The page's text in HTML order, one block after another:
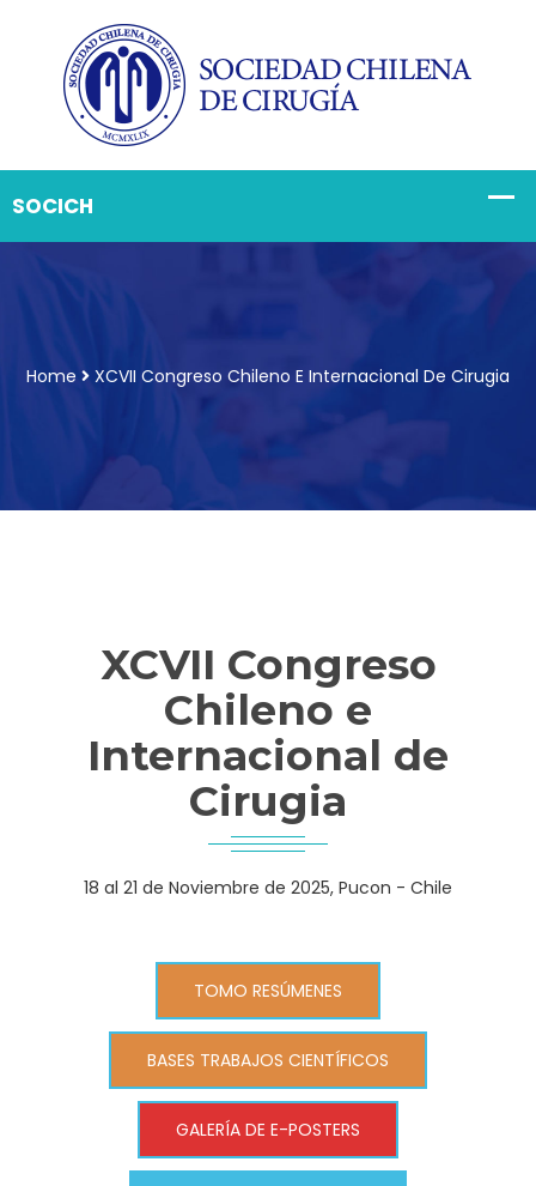
Home XCVII Congreso Chileno E Internacional De Cirugia
XCVII Congreso
Chileno e
Internacional de
Cirugia
18 al 21 de Noviembre de 2025, Pucon - Chile
TOMO RESÚMENES
BASES TRABAJOS CIENTÍFICOS
GALERÍA DE E-POSTERS